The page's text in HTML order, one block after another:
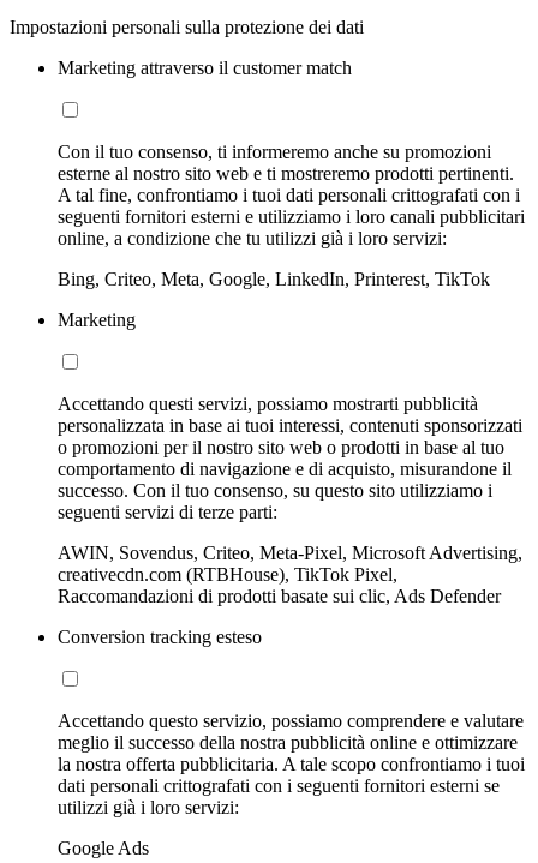
Impostazioni personali sulla protezione dei dati
Marketing attraverso il customer match
Con il tuo consenso, ti informeremo anche su promozioni
esterne al nostro sito web e ti mostreremo prodotti pertinenti.
A tal fine, confrontiamo i tuoi dati personali crittografati con i
seguenti fornitori esterni e utilizziamo i loro canali pubblicitari
online, a condizione che tu utilizzi già i loro servizi:
Bing, Criteo, Meta, Google, LinkedIn, Printerest, TikTok
Marketing
Accettando questi servizi, possiamo mostrarti pubblicità
personalizzata in base ai tuoi interessi, contenuti sponsorizzati
o promozioni per il nostro sito web o prodotti in base al tuo
comportamento di navigazione e di acquisto, misurandone il
successo. Con il tuo consenso, su questo sito utilizziamo i
seguenti servizi di terze parti:
AWIN, Sovendus, Criteo, Meta-Pixel, Microsoft Advertising,
creativecdn.com (RTBHouse), TikTok Pixel,
Raccomandazioni di prodotti basate sui clic, Ads Defender
Conversion tracking esteso
Accettando questo servizio, possiamo comprendere e valutare
meglio il successo della nostra pubblicità online e ottimizzare
la nostra offerta pubblicitaria. A tale scopo confrontiamo i tuoi
dati personali crittografati con i seguenti fornitori esterni se
utilizzi già i loro servizi:
Google Ads